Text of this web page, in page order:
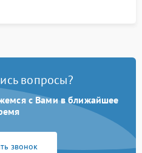
вопросы?
с Вами в ближайшее
звонок